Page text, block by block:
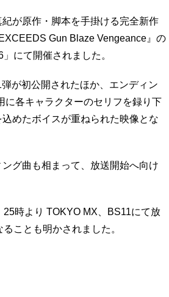
が原作・脚本を手掛ける完全新作
Gun Blaze Vengeance』の
にて開催されました。
が初公開されたほか、エンディン
に各キャラクターのセリフを録り下
めたボイスが重ねられた映像とな
グ曲も相まって、放送開始へ向け
時より TOKYO MX、BS11にて放
ことも明かされました。